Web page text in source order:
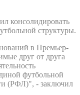
консолидировать
структуры.
в Премьер-
друг от друга
футбольной
(РФЛ)", - заключил